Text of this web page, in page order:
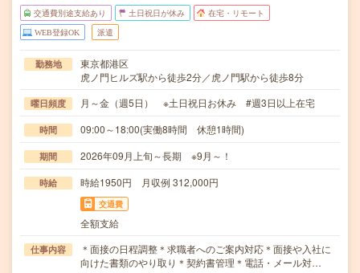
交通費別途支給あり 土日祝日が休み 在宅・リモート
WEB登録OK 派遣
勤務地
東京都港区
虎ノ門ヒルズ駅から徒歩2分／虎ノ門駅から徒歩8分
曜日頻度 月～金（週5日） ※土日祝日お休み #週3日以上在宅
時間 09:00～18:00(実働8時間 休憩1時間)
期間 2026年09月上旬～長期 ※9月～！
時給 時給1950円 月収例 312,000円
交通費
全額支給
仕事内容
＊面接の日程調整＊求職者へのご案内対応＊面接や入社に
向けた書類のやり取り＊契約書管理＊電話・メール対…